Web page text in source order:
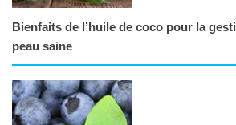
Bienfaits de l’huile de coco pour la
peau saine